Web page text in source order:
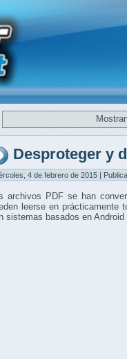
Desproteger y
4 de febrero de 2015 |
archivos PDF se han
leerse en prácticamente
sistemas basados en